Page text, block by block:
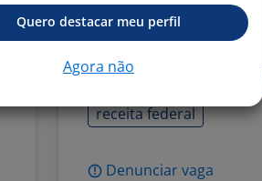
Habilidades
Certidões Negativas
receita federal
Denunciar vaga
Quero destacar meu perfil
Agora não